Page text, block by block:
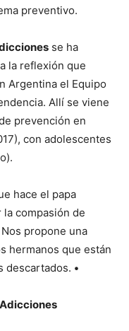
preventivo.
se ha
la reflexión que
Argentina el Equipo
Allí se viene
prevención en
con adolescentes
hace el papa
compasión de
propone una
hermanos que están
descartados. •